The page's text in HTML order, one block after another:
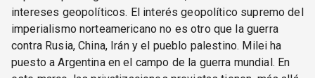
intereses geopolíticos. El interés geopolítico supremo del
imperialismo norteamericano no es otro que la guerra
contra Rusia, China, Irán y el pueblo palestino. Milei ha
puesto a Argentina en el campo de la guerra mundial. En